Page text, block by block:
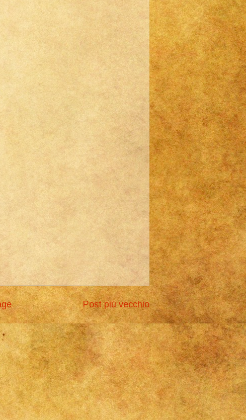
Post più vecchio